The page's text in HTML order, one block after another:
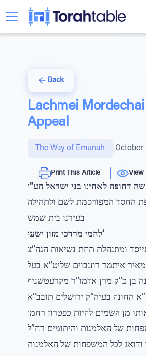
Back
Lachmei
Appeal
The Way of Emunah October
Print This Article View
דחופה לאחינו בני ישראל הע”י
החסד המפורסמת לשם ולתהילה
בעירנו בית שמש
לחמי מרדכי מזון ישעי’
ומתנהלת תחת נשיאות הגה”צ
איתמר רוזנבוים שליט”א בעל
בן כ”ק מרן אדמו”ר מקרעטשניף
החונה בעיה”ק ירושלים תובב”א
מן השמים להיות כפטרון רחמן
של האלמנות והיתומים רח”ל
ודואג לכל המשפחות של האלמנות